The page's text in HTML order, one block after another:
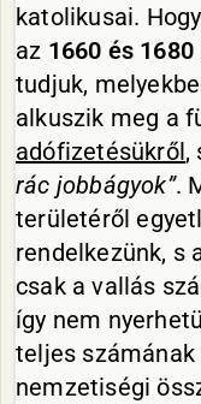
katolikusai.
az 1660 és 1680
tudjuk,
alkuszik meg a
adófizetésükről,
rác jobbágyok”.
területéről
rendelkezünk, s
csak a vallás
így nem
teljes
nemzetiségi